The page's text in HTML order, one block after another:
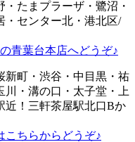
たまプラーザ・鷺沼・
・センター北・港北区/
青葉台本店へどうぞ♪
新町・渋谷・中目黒・祐
川・溝の口・太子堂・上
近！三軒茶屋駅北口Bか
ちらからどうぞ♪